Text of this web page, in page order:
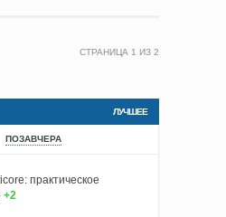
СТРАНИЦА 1 ИЗ 2
ЛУЧШЕЕ
ПОЗАВЧЕРА
практическое
+2